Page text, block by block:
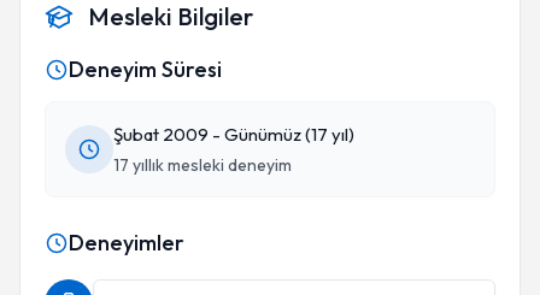
olduğu tedaviden dolayı çok teşekkür
ederim.Allah her zaman Dr.Şirin hanım gibi iyi
yar ve yardımcısı olsun...
Mesleki Bilgiler
Deneyim Süresi
Şubat 2009 - Günümüz (17 yıl)
17 yıllık mesleki deneyim
Deneyimler